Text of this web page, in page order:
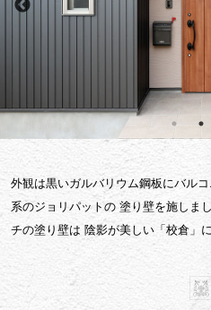
外観は黒いガルバリウム鋼板にバル
系のジョリパットの 塗り壁を施しま
チの塗り壁は 陰影が美しい「校倉」